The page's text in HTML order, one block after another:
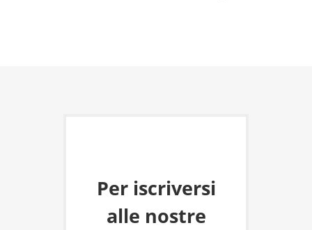
Per iscriversi
alle nostre